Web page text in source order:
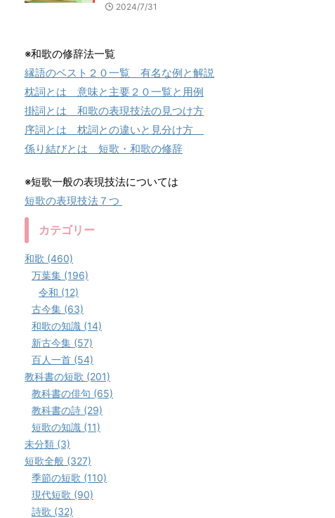
2024/7/31
※和歌の修辞法一覧
縁語のベスト２０一覧 有名な例と解説
枕詞とは 意味と主要２０一覧と用例
掛詞とは 和歌の表現技法の見つけ方
序詞とは 枕詞との違いと見分け方
係り結びとは 短歌・和歌の修辞
※短歌一般の表現技法については
短歌の表現技法７つ
カテゴリー
和歌 (460)
万葉集 (196)
令和 (12)
古今集 (63)
和歌の知識 (14)
新古今集 (57)
百人一首 (54)
教科書の短歌 (201)
教科書の俳句 (65)
教科書の詩 (29)
短歌の知識 (11)
未分類 (3)
短歌全般 (327)
季節の短歌 (110)
現代短歌 (90)
詩歌 (32)